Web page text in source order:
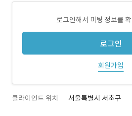
로그인해서 미팅 정보를
로그인
회원가입
클라이언트 위치 서울특별시 서초구